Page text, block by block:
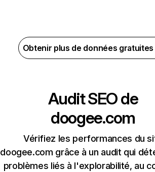
Obtenir plus de données
Audit SEO de
doogee.com
Vérifiez les performances du
doogee.com grâce à un audit qui
problèmes liés à l'explorabilité, au